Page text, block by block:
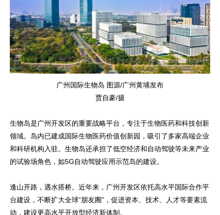
广州国际生物岛 图源/广州黄埔发布
贾自豪/摄
生物岛是广州开发区的重要战略平台，专注于生物医药和科技创新
领域。岛内已建成国际生物医药价值创新园，吸引了多家高端企业
和科研机构入驻。生物岛还承担了低空经济和自动驾驶等未来产业
的试验场角色，如5G自动驾驶应用示范岛的建设。
逢山开路，遇水搭桥。近年来，广州开发区依托高水平国际合作平
台建设，不断扩大全球“朋友圈”，促进资本、技术、人才等要素流
动，建设更高水平开放型经济新体制。